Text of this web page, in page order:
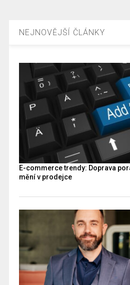
NEJNOVĚJŠÍ ČLÁNKY
E-commerce trendy: Doprava
mění v prodejce